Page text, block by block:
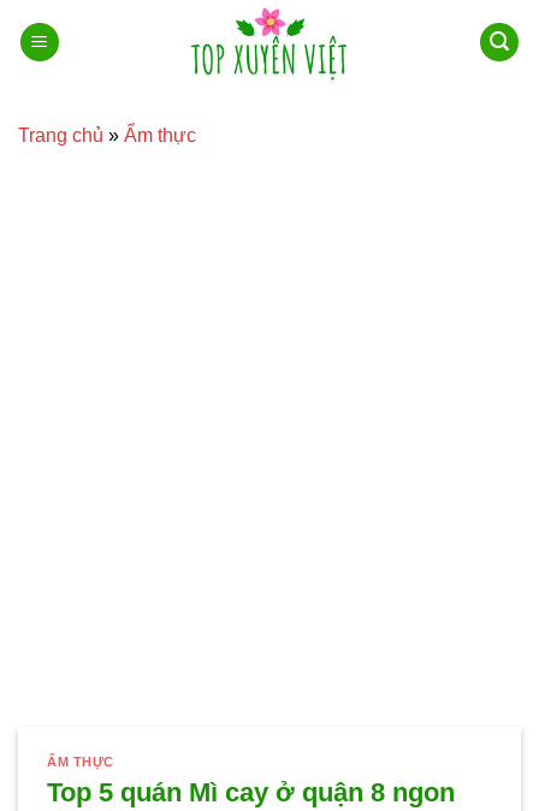
qua
Trang chủ » Ẩm thực
ẨM THỰC
Top 5 quán Mì cay ở quận 8 ngon